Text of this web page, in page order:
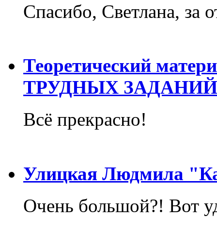
Спасибо, Светлана, за
Теоретический
ТРУДНЫХ
Всё прекрасно!
Улицкая Людмила
Очень большой?! Вот